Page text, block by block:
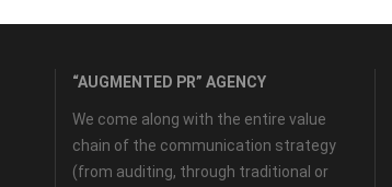
“AUGMENTED PR” AGENCY
We come along with the entire value
chain of the communication strategy
(from auditing, through traditional or